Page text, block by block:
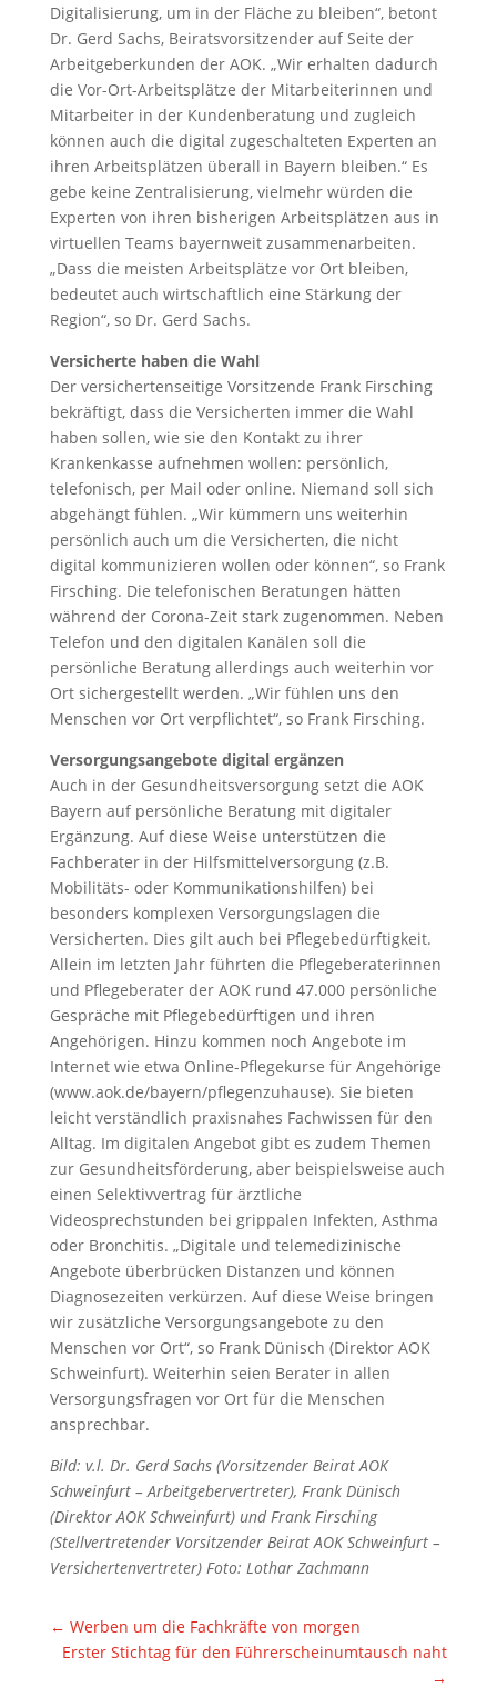
Digitalisierung, um in der Fläche zu bleiben“, betont
Dr. Gerd Sachs, Beiratsvorsitzender auf Seite der
Arbeitgeberkunden der AOK. „Wir erhalten dadurch
die Vor-Ort-Arbeitsplätze der Mitarbeiterinnen und
Mitarbeiter in der Kundenberatung und zugleich
können auch die digital zugeschalteten Experten an
ihren Arbeitsplätzen überall in Bayern bleiben.“ Es
gebe keine Zentralisierung, vielmehr würden die
Experten von ihren bisherigen Arbeitsplätzen aus in
virtuellen Teams bayernweit zusammenarbeiten.
„Dass die meisten Arbeitsplätze vor Ort bleiben,
bedeutet auch wirtschaftlich eine Stärkung der
Region“, so Dr. Gerd Sachs.
Versicherte haben die Wahl
Der versichertenseitige Vorsitzende Frank Firsching
bekräftigt, dass die Versicherten immer die Wahl
haben sollen, wie sie den Kontakt zu ihrer
Krankenkasse aufnehmen wollen: persönlich,
telefonisch, per Mail oder online. Niemand soll sich
abgehängt fühlen. „Wir kümmern uns weiterhin
persönlich auch um die Versicherten, die nicht
digital kommunizieren wollen oder können“, so Frank
Firsching. Die telefonischen Beratungen hätten
während der Corona-Zeit stark zugenommen. Neben
Telefon und den digitalen Kanälen soll die
persönliche Beratung allerdings auch weiterhin vor
Ort sichergestellt werden. „Wir fühlen uns den
Menschen vor Ort verpflichtet“, so Frank Firsching.
Versorgungsangebote digital ergänzen
Auch in der Gesundheitsversorgung setzt die AOK
Bayern auf persönliche Beratung mit digitaler
Ergänzung. Auf diese Weise unterstützen die
Fachberater in der Hilfsmittelversorgung (z.B.
Mobilitäts- oder Kommunikationshilfen) bei
besonders komplexen Versorgungslagen die
Versicherten. Dies gilt auch bei Pflegebedürftigkeit.
Allein im letzten Jahr führten die Pflegeberaterinnen
und Pflegeberater der AOK rund 47.000 persönliche
Gespräche mit Pflegebedürftigen und ihren
Angehörigen. Hinzu kommen noch Angebote im
Internet wie etwa Online-Pflegekurse für Angehörige
(www.aok.de/bayern/pflegenzuhause). Sie bieten
leicht verständlich praxisnahes Fachwissen für den
Alltag. Im digitalen Angebot gibt es zudem Themen
zur Gesundheitsförderung, aber beispielsweise auch
einen Selektivvertrag für ärztliche
Videosprechstunden bei grippalen Infekten, Asthma
oder Bronchitis. „Digitale und telemedizinische
Angebote überbrücken Distanzen und können
Diagnosezeiten verkürzen. Auf diese Weise bringen
wir zusätzliche Versorgungsangebote zu den
Menschen vor Ort“, so Frank Dünisch (Direktor AOK
Schweinfurt). Weiterhin seien Berater in allen
Versorgungsfragen vor Ort für die Menschen
ansprechbar.
Bild: v.l. Dr. Gerd Sachs (Vorsitzender Beirat AOK
Schweinfurt – Arbeitgebervertreter), Frank Dünisch
(Direktor AOK Schweinfurt) und Frank Firsching
(Stellvertretender Vorsitzender Beirat AOK Schweinfurt –
Versichertenvertreter) Foto: Lothar Zachmann
← Werben um die Fachkräfte von morgen
Erster Stichtag für den Führerscheinumtausch naht
→